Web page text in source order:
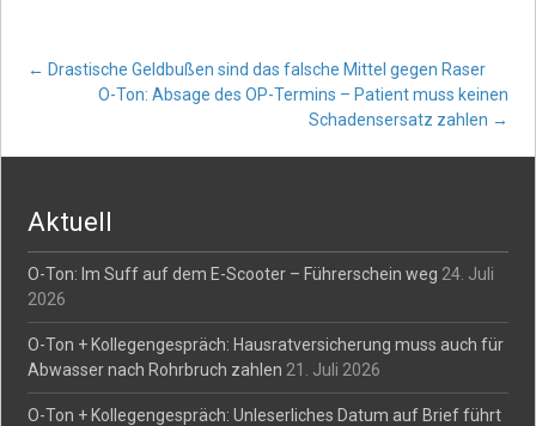
Post
navigation
← Drastische Geldbußen sind das falsche Mittel gegen Raser
O-Ton: Absage des OP-Termins – Patient muss keinen
Schadensersatz zahlen →
Aktuell
O-Ton: Im Suff auf dem E-Scooter – Führerschein weg 24. Juli
2026
O-Ton + Kollegengespräch: Hausratversicherung muss auch für
Abwasser nach Rohrbruch zahlen 21. Juli 2026
O-Ton + Kollegengespräch: Unleserliches Datum auf Brief führt